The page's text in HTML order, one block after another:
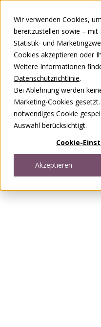
Wir verwenden Cookies,
bereitzustellen sowie – mit
Statistik- und
Cookies akzeptieren oder
Weitere Informationen
Datenschutzrichtlinie.
Bei Ablehnung werden
Marketing-Cookies
notwendiges Cookie
Auswahl berücksichtigt.
Cookie-
Akzeptieren
DEFR
Open menu